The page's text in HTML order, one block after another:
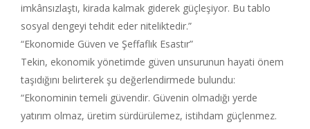
imkânsızlaştı, kirada kalmak giderek güçleşiyor. Bu tablo
sosyal dengeyi tehdit eder niteliktedir.”
“Ekonomide Güven ve Şeffaflık Esastır”
Tekin, ekonomik yönetimde güven unsurunun hayati önem
taşıdığını belirterek şu değerlendirmede bulundu:
“Ekonominin temeli güvendir. Güvenin olmadığı yerde
yatırım olmaz, üretim sürdürülemez, istihdam güçlenmez.